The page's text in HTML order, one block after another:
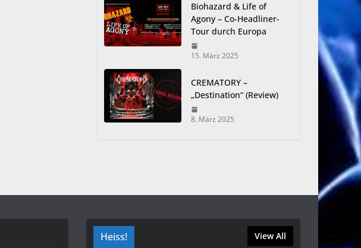
Biohazard & Life of
Agony – Co-Headliner-
Tour durch Europa
15. März 2025
CREMATORY –
„Destination“ (Review)
8. März 2025
Heiss! View All